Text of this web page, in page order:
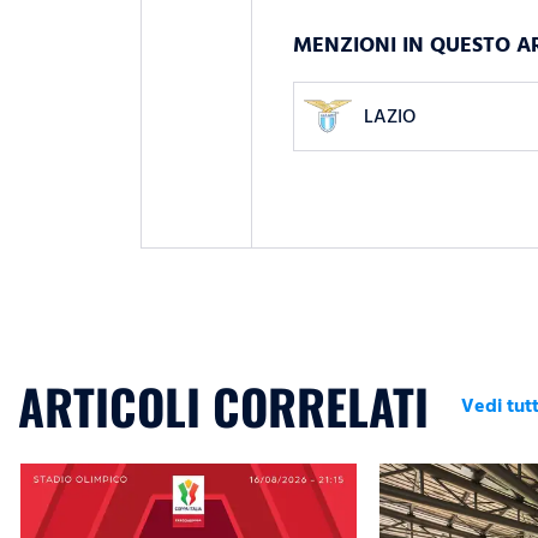
MENZIONI IN QUESTO
LAZIO
ARTICOLI CORRELATI Vedi